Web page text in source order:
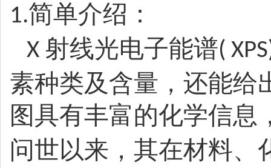
1.简单介绍：
X 射线光电子能谱(
素种类及含量，还能给
图具有丰富的化学信
问世以来，其在材料、